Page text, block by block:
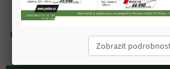
Doprava zdarma
Rychlá expedice
osobního
Zobrazit